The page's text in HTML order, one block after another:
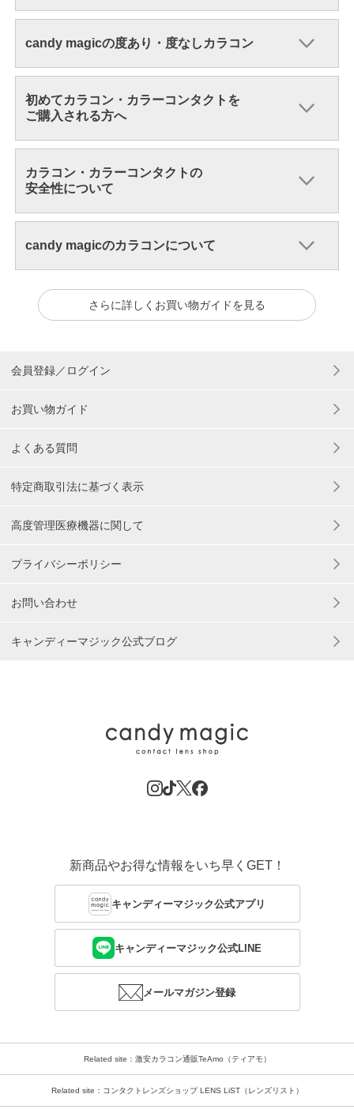
candy magicの度あり・度なしカラコン
初めてカラコン・カラーコンタクトを
ご購入される方へ
カラコン・カラーコンタクトの
安全性について
candy magicのカラコンについて
さらに詳しくお買い物ガイドを見る
会員登録／ログイン
お買い物ガイド
よくある質問
特定商取引法に基づく表示
高度管理医療機器に関して
プライバシーポリシー
お問い合わせ
キャンディーマジック公式ブログ
新商品やお得な情報をいち早くGET！
キャンディーマジック公式アプリ
キャンディーマジック公式LINE
メールマガジン登録
Related site：激安カラコン通販TeAmo（ティアモ）
Related site：コンタクトレンズショップ LENS LiST（レンズリスト）